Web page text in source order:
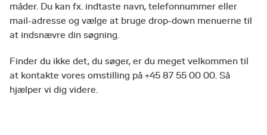
måder. Du kan fx. indtaste navn, telefonnummer eller
mail-adresse og vælge at bruge drop-down menuerne til
at indsnævre din søgning.
Finder du ikke det, du søger, er du meget velkommen til
at kontakte vores omstilling på +45 87 55 00 00. Så
hjælper vi dig videre.